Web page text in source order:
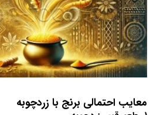
معایب احتمالی برنج با زردچوبه